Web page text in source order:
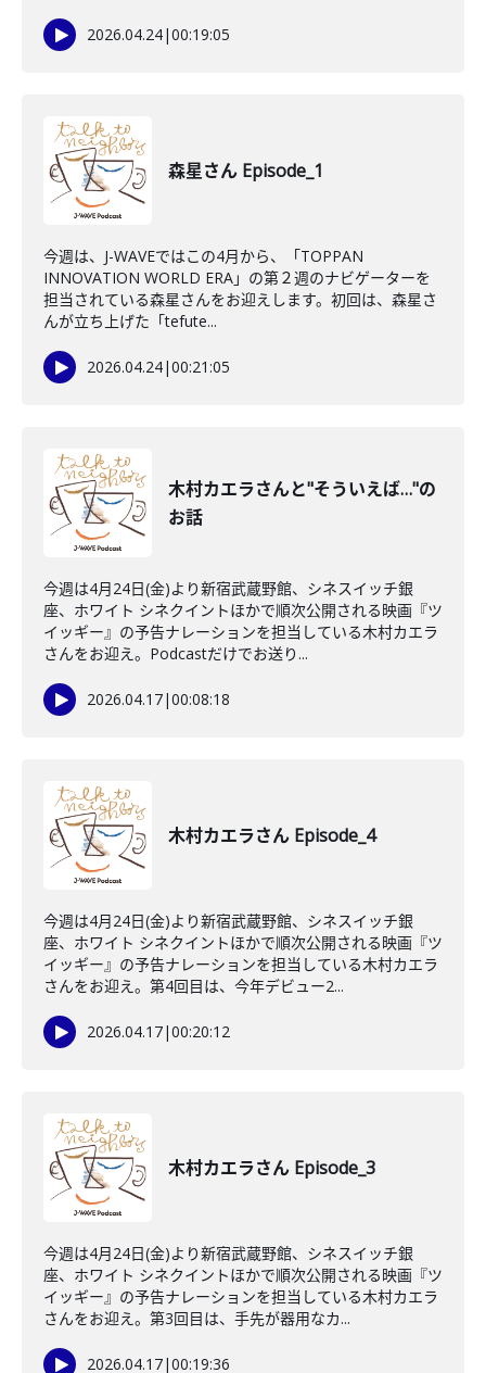
2026.04.24|00:19:05
森星さん Episode_1
今週は、J-WAVEではこの4月から、「TOPPAN
INNOVATION WORLD ERA」の第２週のナビゲーターを
担当されている森星さんをお迎えします。初回は、森星さ
んが立ち上げた「tefute...
2026.04.24|00:21:05
木村カエラさんと"そういえば…"の
お話
今週は4月24日(金)より新宿武蔵野館、シネスイッチ銀
座、ホワイト シネクイントほかで順次公開される映画『ツ
イッギー』の予告ナレーションを担当している木村カエラ
さんをお迎え。Podcastだけでお送り...
2026.04.17|00:08:18
木村カエラさん Episode_4
今週は4月24日(金)より新宿武蔵野館、シネスイッチ銀
座、ホワイト シネクイントほかで順次公開される映画『ツ
イッギー』の予告ナレーションを担当している木村カエラ
さんをお迎え。第4回目は、今年デビュー2...
2026.04.17|00:20:12
木村カエラさん Episode_3
今週は4月24日(金)より新宿武蔵野館、シネスイッチ銀
座、ホワイト シネクイントほかで順次公開される映画『ツ
イッギー』の予告ナレーションを担当している木村カエラ
さんをお迎え。第3回目は、手先が器用なカ...
2026.04.17|00:19:36